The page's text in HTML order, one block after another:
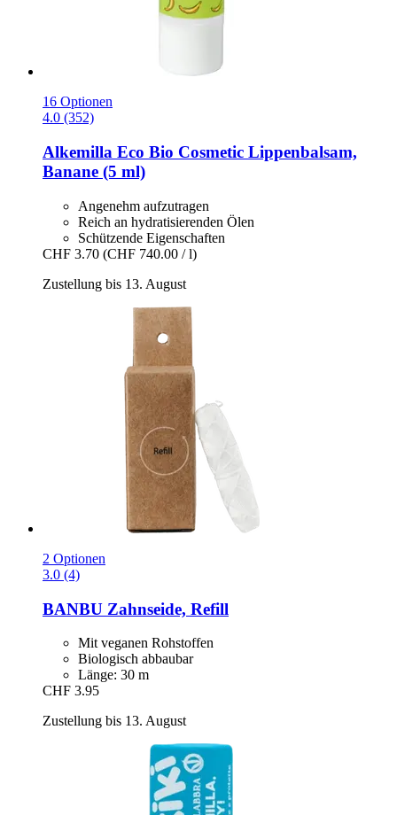
16 Optionen
4.0 (352)
Alkemilla Eco Bio Cosmetic Lippenbalsam,
Banane (5 ml)
Angenehm aufzutragen
Reich an hydratisierenden Ölen
Schützende Eigenschaften
CHF 3.70 (CHF 740.00 / l)
Zustellung bis 13. August
2 Optionen
3.0 (4)
BANBU Zahnseide, Refill
Mit veganen Rohstoffen
Biologisch abbaubar
Länge: 30 m
CHF 3.95
Zustellung bis 13. August